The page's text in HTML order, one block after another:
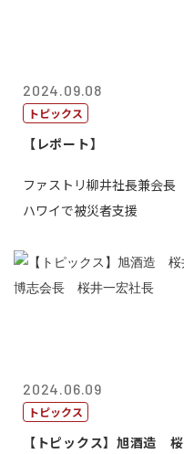
2024.09.08
トピックス
【レポート】
ファストリ柳井社長兼会長
ハワイで被災者支援
2024.06.09
トピックス
【トピックス】旭酒造 桜